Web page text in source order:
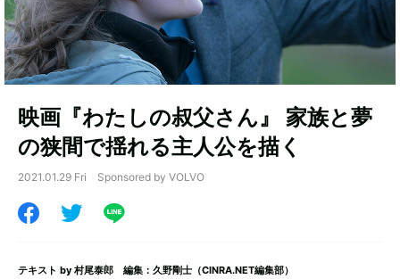
映画『わたしの叔父さん』 家族と夢
の狭間で揺れる主人公を描く
2021.01.29 Fri Sponsored by VOLVO
テキスト by 村尾泰郎 編集：久野剛士（CINRA.NET編集部）